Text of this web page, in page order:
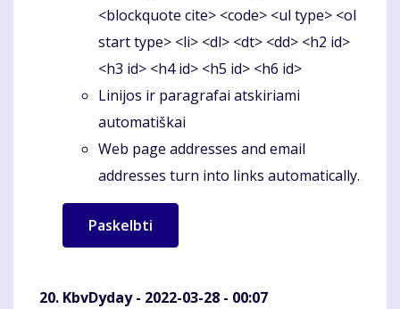
<blockquote cite> <code> <ul type> <ol
start type> <li> <dl> <dt> <dd> <h2 id>
<h3 id> <h4 id> <h5 id> <h6 id>
Linijos ir paragrafai atskiriami
automatiškai
Web page addresses and email
addresses turn into links automatically.
KbvDyday- 2022-03-28 - 00:07